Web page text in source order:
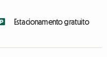
Estacionamento gratuito